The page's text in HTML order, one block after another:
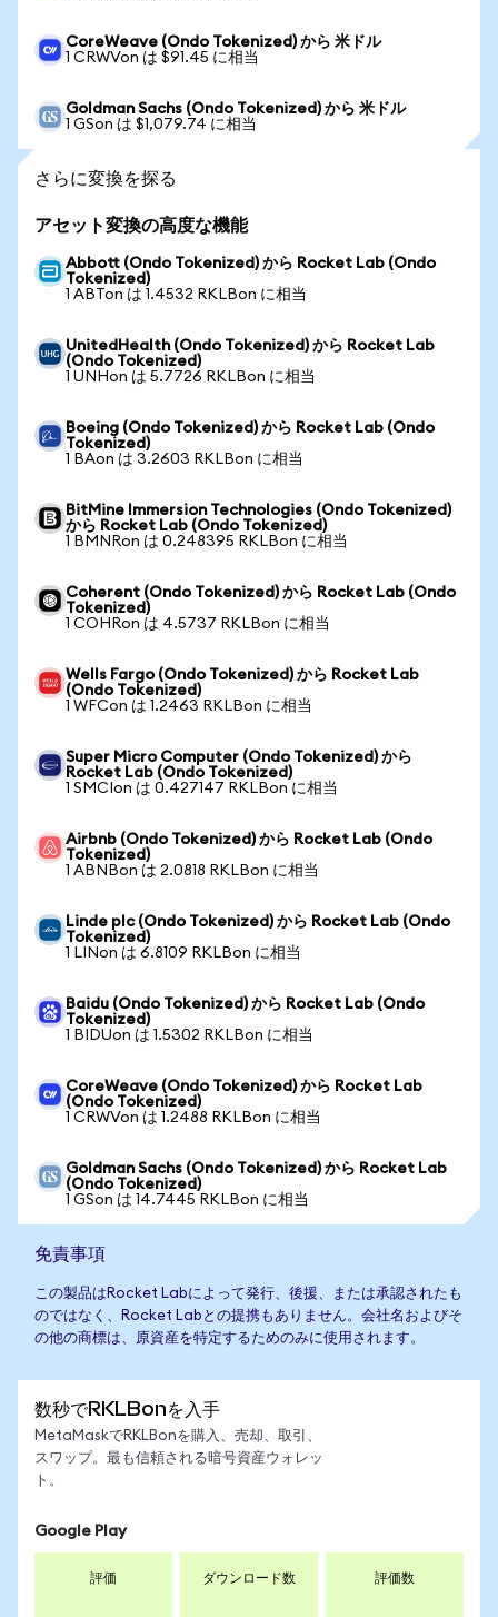
CoreWeave (Ondo Tokenized) から 米ドル
1 CRWVon は $91.45 に相当
Goldman Sachs (Ondo Tokenized) から 米ドル
1 GSon は $1,079.74 に相当
さらに変換を探る
アセット変換の高度な機能
Abbott (Ondo Tokenized) から Rocket Lab (Ondo
Tokenized)
1 ABTon は 1.4532 RKLBon に相当
UnitedHealth (Ondo Tokenized) から Rocket Lab
(Ondo Tokenized)
1 UNHon は 5.7726 RKLBon に相当
Boeing (Ondo Tokenized) から Rocket Lab (Ondo
Tokenized)
1 BAon は 3.2603 RKLBon に相当
BitMine Immersion Technologies (Ondo Tokenized)
から Rocket Lab (Ondo Tokenized)
1 BMNRon は 0.248395 RKLBon に相当
Coherent (Ondo Tokenized) から Rocket Lab (Ondo
Tokenized)
1 COHRon は 4.5737 RKLBon に相当
Wells Fargo (Ondo Tokenized) から Rocket Lab
(Ondo Tokenized)
1 WFCon は 1.2463 RKLBon に相当
Super Micro Computer (Ondo Tokenized) から
Rocket Lab (Ondo Tokenized)
1 SMCIon は 0.427147 RKLBon に相当
Airbnb (Ondo Tokenized) から Rocket Lab (Ondo
Tokenized)
1 ABNBon は 2.0818 RKLBon に相当
Linde plc (Ondo Tokenized) から Rocket Lab (Ondo
Tokenized)
1 LINon は 6.8109 RKLBon に相当
Baidu (Ondo Tokenized) から Rocket Lab (Ondo
Tokenized)
1 BIDUon は 1.5302 RKLBon に相当
CoreWeave (Ondo Tokenized) から Rocket Lab
(Ondo Tokenized)
1 CRWVon は 1.2488 RKLBon に相当
Goldman Sachs (Ondo Tokenized) から Rocket Lab
(Ondo Tokenized)
1 GSon は 14.7445 RKLBon に相当
免責事項
この製品はRocket Labによって発行、後援、または承認されたも
のではなく、Rocket Labとの提携もありません。会社名およびそ
の他の商標は、原資産を特定するためのみに使用されます。
数秒でRKLBonを入手
MetaMaskでRKLBonを購入、売却、取引、
スワップ。最も信頼される暗号資産ウォレッ
ト。
Google Play
評価 ダウンロード数 評価数